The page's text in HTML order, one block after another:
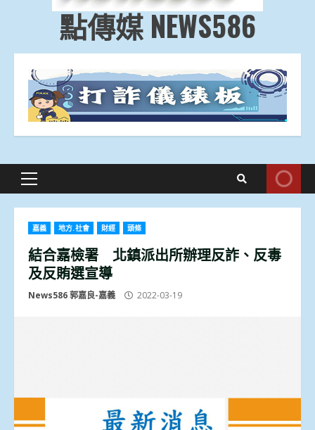
點傳媒 NEWS586
Primary
嘉義 地方.社會 財經 頭條
結合嘉檢署 北鎮派出所辦理反詐、反毒
及反賄選宣導
News586 郭嘉良-嘉義 2022-03-19